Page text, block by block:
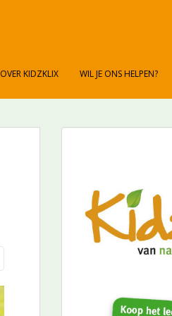
OVER KIDZKLIX WIL JE ONS HELPEN?